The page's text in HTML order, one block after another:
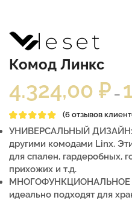
Комод Линкс
4.324,00 ₽ –
(6 отзывов
УНИВЕРСАЛЬНЫЙ ДИЗАЙН:
другими комодами Linx.
для спален, гардеробных,
прихожих и т.д.
МНОГОФУНКЦИОНАЛЬНОЕ
идеально подходят для